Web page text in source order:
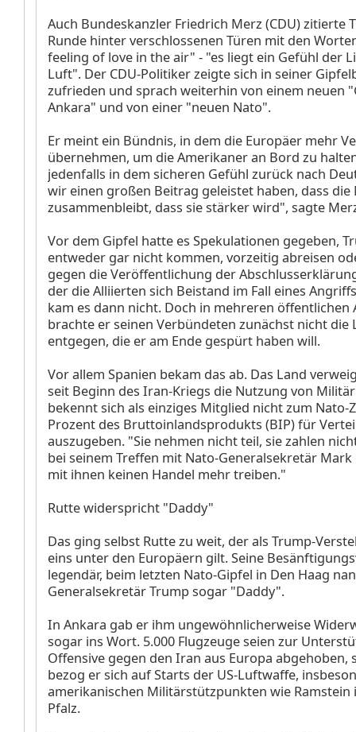
Auch Bundeskanzler Friedrich Merz (CDU) zitierte
Runde hinter verschlossenen Türen mit den
feeling of love in the air" - "es liegt ein Gefühl der
Luft". Der CDU-Politiker zeigte sich in seiner
zufrieden und sprach weiterhin von einem neuen
Ankara" und von einer "neuen Nato".
Er meint ein Bündnis, in dem die Europäer mehr
übernehmen, um die Amerikaner an Bord zu
jedenfalls in dem sicheren Gefühl zurück nach
wir einen großen Beitrag geleistet haben, dass die
zusammenbleibt, dass sie stärker wird", sagte
Vor dem Gipfel hatte es Spekulationen gegeben,
entweder gar nicht kommen, vorzeitig abreisen
gegen die Veröffentlichung der
der die Alliierten sich Beistand im Fall eines
kam es dann nicht. Doch in mehreren
brachte er seinen Verbündeten zunächst nicht die
entgegen, die er am Ende gespürt haben will.
Vor allem Spanien bekam das ab. Das Land
seit Beginn des Iran-Kriegs die Nutzung von
bekennt sich als einziges Mitglied nicht zum Nato-
Prozent des Bruttoinlandsprodukts (BIP) für
auszugeben. "Sie nehmen nicht teil, sie zahlen
bei seinem Treffen mit Nato-Generalsekretär
mit ihnen keinen Handel mehr treiben."
Rutte widerspricht "Daddy"
Das ging selbst Rutte zu weit, der als Trump-
eins unter den Europäern gilt. Seine
legendär, beim letzten Nato-Gipfel in Den Haag
Generalsekretär Trump sogar "Daddy".
In Ankara gab er ihm ungewöhnlicherweise
sogar ins Wort. 5.000 Flugzeuge seien zur
Offensive gegen den Iran aus Europa abgehoben,
bezog er sich auf Starts der US-Luftwaffe,
amerikanischen Militärstützpunkten wie Ramstein
Pfalz.